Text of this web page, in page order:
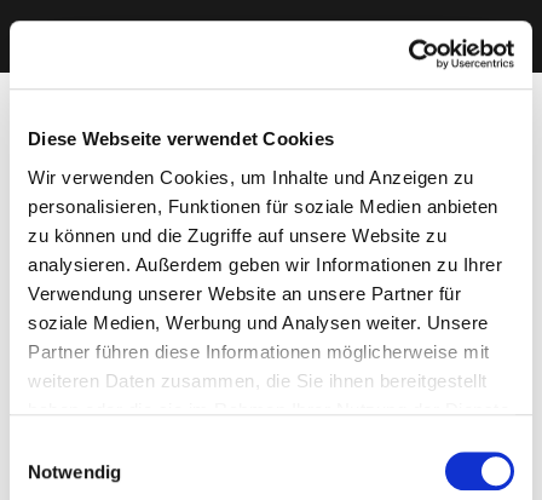
Diese Webseite verwendet Cookies
Wir verwenden Cookies, um Inhalte und Anzeigen zu
personalisieren, Funktionen für soziale Medien anbieten
zu können und die Zugriffe auf unsere Website zu
analysieren. Außerdem geben wir Informationen zu Ihrer
Verwendung unserer Website an unsere Partner für
soziale Medien, Werbung und Analysen weiter. Unsere
Partner führen diese Informationen möglicherweise mit
weiteren Daten zusammen, die Sie ihnen bereitgestellt
Cookies, wenn Sie unsere Webseite weiterhin nutzen.
Notwendig